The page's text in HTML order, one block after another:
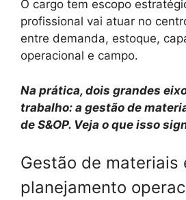
O cargo tem escopo
profissional vai atuar no
entre demanda, estoque,
operacional e campo.
Na prática, dois grandes
trabalho: a gestão de
de S&OP. Veja o que isso
Gestão de materiais
planejamento